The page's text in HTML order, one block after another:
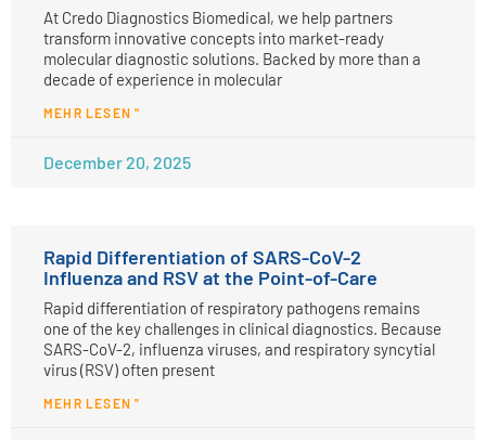
At Credo Diagnostics Biomedical, we help partners
transform innovative concepts into market-ready
molecular diagnostic solutions. Backed by more than a
decade of experience in molecular
MEHR LESEN "
December 20, 2025
Rapid Differentiation of SARS-CoV-2
Influenza and RSV at the Point-of-Care
Rapid differentiation of respiratory pathogens remains
one of the key challenges in clinical diagnostics. Because
SARS-CoV-2, influenza viruses, and respiratory syncytial
virus (RSV) often present
MEHR LESEN "